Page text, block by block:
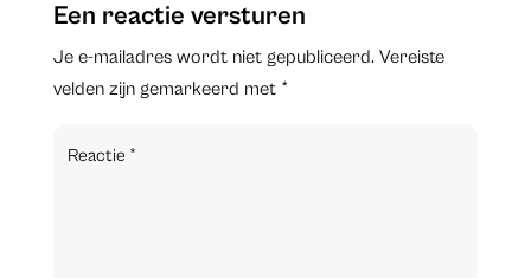
Een reactie versturen
Je e-mailadres wordt niet gepubliceerd. Vereiste
velden zijn gemarkeerd met *